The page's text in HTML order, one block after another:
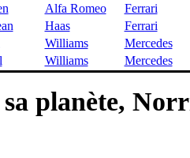
Alfa Romeo
Ferrari
Haas
Ferrari
Williams
Mercedes
Williams Mercedes
planète,